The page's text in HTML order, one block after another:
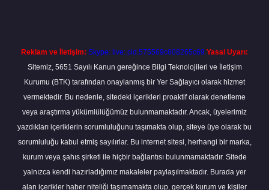
Reklam ve İletişim: Skype: live:.cid.575569c608265c69 Yasal Uyarı:
Sitemiz, 5651 Sayılı Kanun gereğince Bilgi Teknolojileri ve İletişim
Kurumu (BTK) tarafından onaylanmış bir Yer Sağlayıcı olarak hizmet
vermektedir. Bu nedenle, sitedeki içerikleri proaktif olarak denetleme
veya araştırma yükümlülüğümüz bulunmamaktadır. Ancak, üyelerimiz
yazdıkları içeriklerin sorumluluğunu taşımakta olup, siteye üye olarak bu
sorumluluğu kabul etmiş sayılırlar. Bu internet sitesi, herhangi bir marka,
kurum veya şahıs şirketi ile hiçbir bağlantısı bulunmamaktadır. Sitede
yalnızca kendi hazırladığımız makaleler paylaşılmaktadır. Burada yer
alan içerikler haber niteliği taşımamakta olup, gerçek kurum ve kişiler